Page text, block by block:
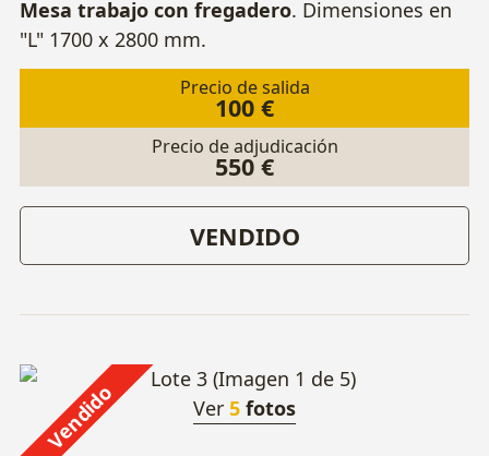
Mesa trabajo con fregadero. Dimensiones en
"L" 1700 x 2800 mm.
Precio de salida
100 €
Precio de adjudicación
550 €
VENDIDO
Vendido Ver 5 fotos